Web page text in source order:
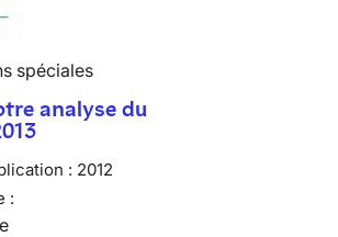
spéciales
analyse du
: 2012
: